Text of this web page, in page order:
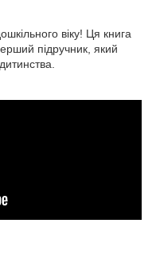
віку! Ця книга
підручник, який